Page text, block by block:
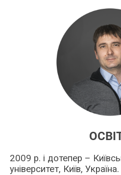
2009 р. і дотепер –
університет, Київ, Україна.